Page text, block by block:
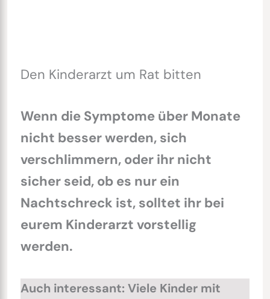
Den Kinderarzt um Rat bitten
Wenn die Symptome über Monate
nicht besser werden, sich
verschlimmern, oder ihr nicht
sicher seid, ob es nur ein
Nachtschreck ist, solltet ihr bei
eurem Kinderarzt vorstellig
werden.
Auch interessant: Viele Kinder mit